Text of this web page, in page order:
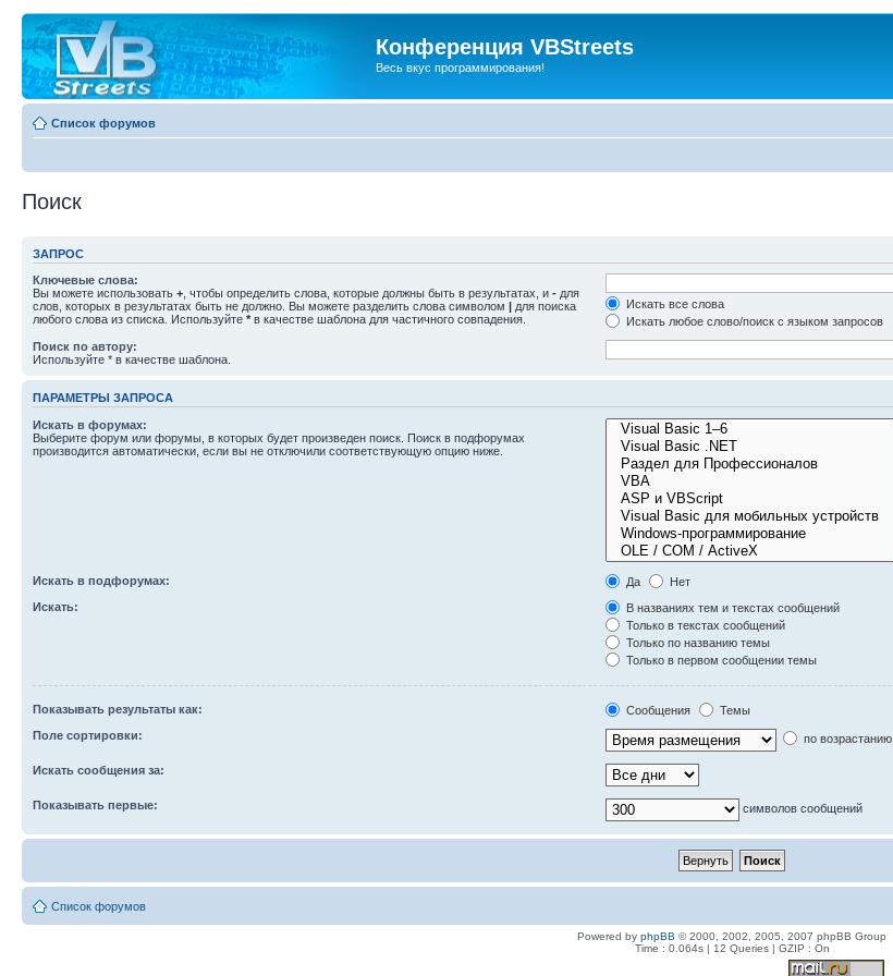
Конференция VBStreets
Весь вкус программирования!
Список форумов
Поиск
ЗАПРОС
Ключевые слова:
Вы можете использовать + , чтобы определить слова, которые должны быть в результатах, и - для
слов, которых в результатах быть не должно. Вы можете разделить слова символом | для поиска
любого слова из списка. Используйте * в качестве шаблона для частичного совпадения.
Искать все слова
Искать любое слово/поиск с языком запросов
Поиск по автору:
Используйте * в качестве шаблона.
ПАРАМЕТРЫ ЗАПРОСА
Искать в форумах:
Выберите форум или форумы, в которых будет произведен поиск. Поиск в подфорумах
производится автоматически, если вы не отключили соответствующую опцию ниже.
Искать в подфорумах: Да
Нет
Искать:
В названиях тем и текстах сообщений
Только в текстах сообщений
Только по названию темы
Только в первом сообщении темы
Показывать результаты как: Сообщения
Темы
Поле сортировки:
по возрастанию
Искать сообщения за:
Показывать первые: символов сообщений
Список форумов
Powered by phpBB © 2000, 2002, 2005, 2007 phpBB Group
Time : 0.064s | 12 Queries | GZIP : On